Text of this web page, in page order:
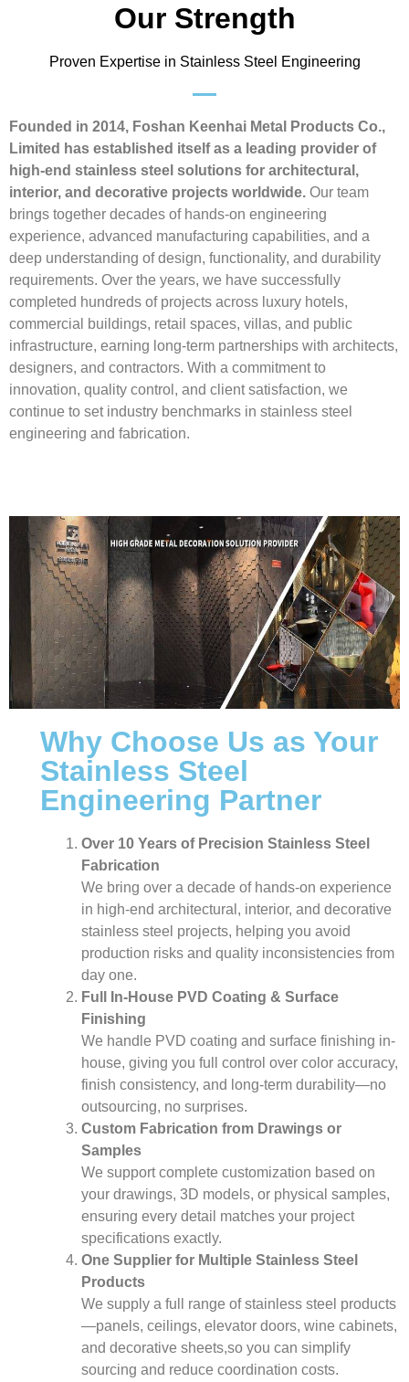
Our Strength
Proven Expertise in Stainless Steel Engineering
Founded in 2014, Foshan Keenhai Metal Products Co.,
Limited has established itself as a leading provider of
high-end stainless steel solutions for architectural,
interior, and decorative projects worldwide. Our team
brings together decades of hands-on engineering
experience, advanced manufacturing capabilities, and a
deep understanding of design, functionality, and durability
requirements. Over the years, we have successfully
completed hundreds of projects across luxury hotels,
commercial buildings, retail spaces, villas, and public
infrastructure, earning long-term partnerships with architects,
designers, and contractors. With a commitment to
innovation, quality control, and client satisfaction, we
continue to set industry benchmarks in stainless steel
engineering and fabrication.
Why Choose Us as Your
Stainless Steel
Engineering Partner
Over 10 Years of Precision Stainless Steel
Fabrication
We bring over a decade of hands-on experience
in high-end architectural, interior, and decorative
stainless steel projects, helping you avoid
production risks and quality inconsistencies from
day one.
Full In-House PVD Coating & Surface
Finishing
We handle PVD coating and surface finishing in-
house, giving you full control over color accuracy,
finish consistency, and long-term durability—no
outsourcing, no surprises.
Custom Fabrication from Drawings or
Samples
We support complete customization based on
your drawings, 3D models, or physical samples,
ensuring every detail matches your project
specifications exactly.
One Supplier for Multiple Stainless Steel
Products
We supply a full range of stainless steel products
—panels, ceilings, elevator doors, wine cabinets,
and decorative sheets,so you can simplify
sourcing and reduce coordination costs.